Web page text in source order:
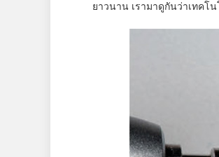
ยาวนาน เรามาดูกันว่าเทคโ